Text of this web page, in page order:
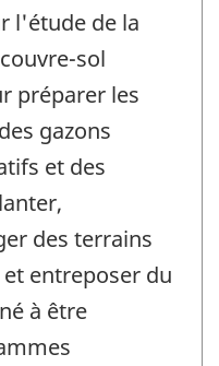
l'étude de la
sol
préparer les
gazons
et des
des terrains
entreposer du
à être